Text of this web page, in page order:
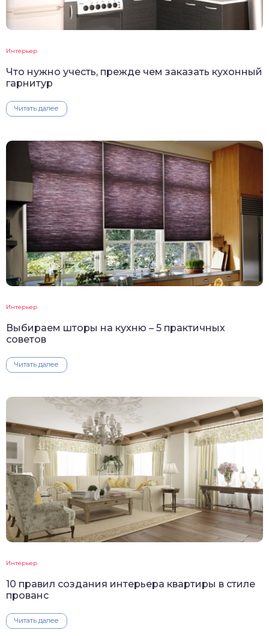
Интерьер
Что нужно учесть, прежде чем заказать кухонный
гарнитур
Читать далее
Интерьер
Выбираем шторы на кухню – 5 практичных
советов
Читать далее
Интерьер
10 правил создания интерьера квартиры в стиле
прованс
Читать далее